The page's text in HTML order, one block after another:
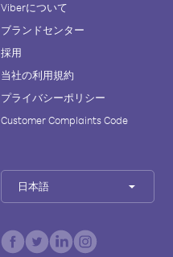
Viberについて
ブランドセンター
採用
当社の利用規約
プライバシーポリシー
Customer Complaints Code
日本語